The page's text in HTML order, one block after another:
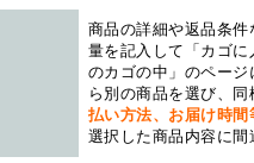
商品の詳細や返品条
量を記入して「カゴ
のカゴの中」のペー
ら別の商品を選び、
払い方法、お届け時
選択した商品内容に